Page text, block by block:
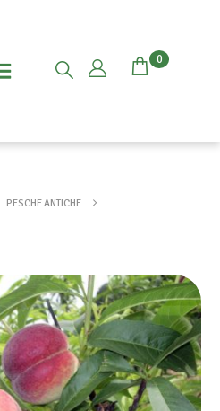
0
PESCHE ANTICHE